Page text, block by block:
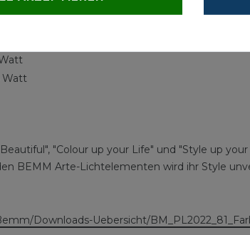
Watt
"Colour up your Life" und "Style up
BEMM Arte-Lichtelementen wird ihr Style
Downloads-Uebersicht/